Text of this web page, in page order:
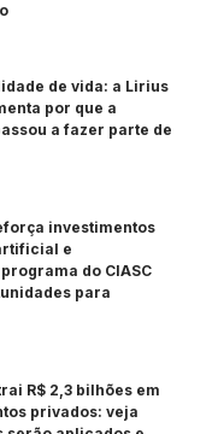
de vida: a Lirius
por que a
a fazer parte de
investimentos
e
do CIASC
para
R$ 2,3 bilhões em
privados: veja